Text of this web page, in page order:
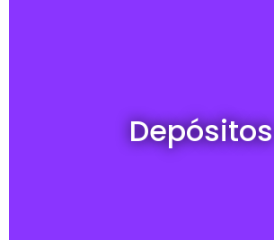
Depósitos